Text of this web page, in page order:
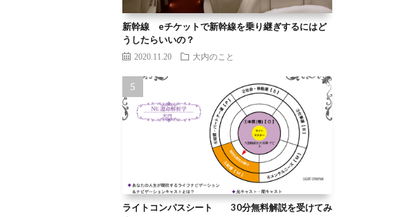
新幹線 eチケットで新幹線を乗り継ぎするにはど
うしたらいいの？
2020.11.20 大内のこと
ライトコンパスシート 30分無料解説を受けてみ